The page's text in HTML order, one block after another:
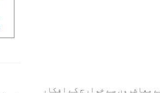
معاشروں سے خوارج کے افکار